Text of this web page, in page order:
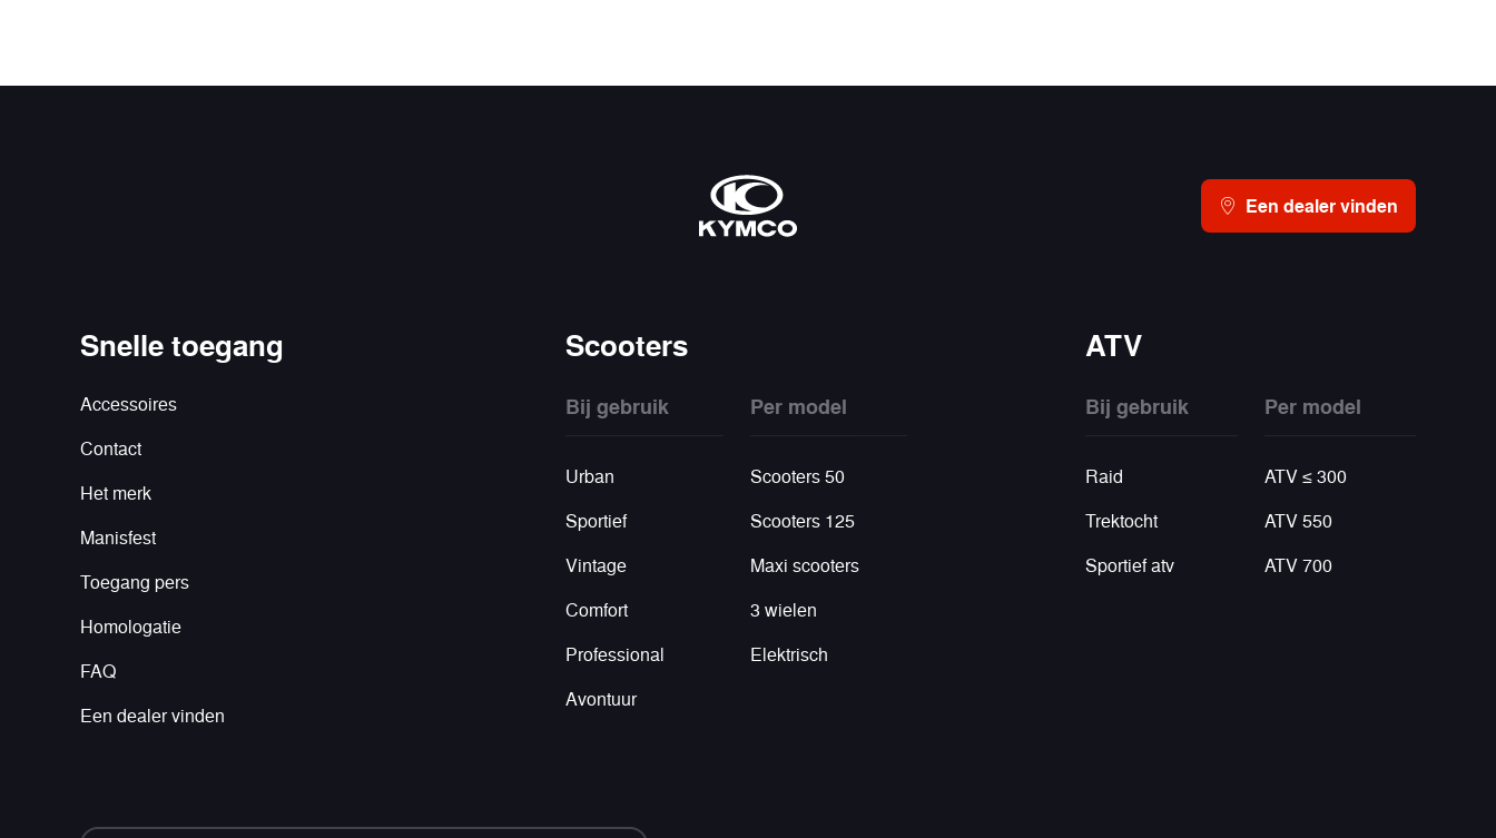
Een dealer vinden
Snelle toegang
Accessoires
Contact
Het merk
Manisfest
Toegang pers
Homologatie
FAQ
Een dealer vinden
Scooters
Bij gebruik
Urban
Sportief
Vintage
Comfort
Professional
Avontuur
Per model
Scooters 50
Scooters 125
Maxi scooters
3 wielen
Elektrisch
ATV
Bij gebruik
Raid
Trektocht
Sportief atv
Per model
ATV ≤ 300
ATV 550
ATV 700